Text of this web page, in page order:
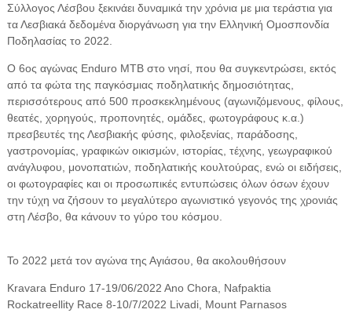
Σύλλογος Λέσβου ξεκινάει δυναμικά την χρόνια με μια τεράστια για
τα Λεσβιακά δεδομένα διοργάνωση για την Ελληνική Ομοσπονδία
Ποδηλασίας το 2022.
Ο 6ος αγώνας Enduro MTB στο νησί, που θα συγκεντρώσει, εκτός
από τα φώτα της παγκόσμιας ποδηλατικής δημοσιότητας,
περισσότερους από 500 προσκεκλημένους (αγωνιζόμενους, φίλους,
θεατές, χορηγούς, προπονητές, ομάδες, φωτογράφους κ.α.)
πρεσβευτές της Λεσβιακής φύσης, φιλοξενίας, παράδοσης,
γαστρονομίας, γραφικών οικισμών, ιστορίας, τέχνης, γεωγραφικού
ανάγλυφου, μονοπατιών, ποδηλατικής κουλτούρας, ενώ οι ειδήσεις,
οι φωτογραφίες και οι προσωπικές εντυπώσεις όλων όσων έχουν
την τύχη να ζήσουν το μεγαλύτερο αγωνιστικό γεγονός της χρονιάς
στη Λέσβο, θα κάνουν το γύρο του κόσμου.
Το 2022 μετά τον αγώνα της Αγιάσου, θα ακολουθήσουν
Kravara Enduro 17-19/06/2022 Ano Chora, Nafpaktia
Rockatreellity Race 8-10/7/2022 Livadi, Mount Parnasos